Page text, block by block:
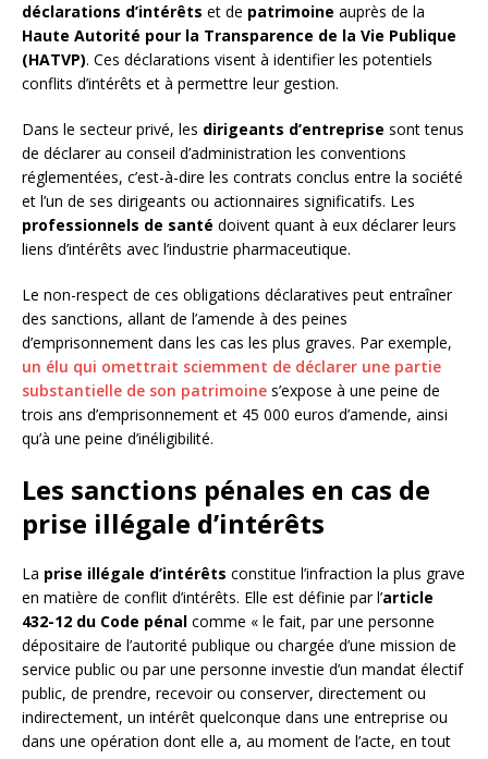
déclarations d’intérêts et de patrimoine auprès de la
Haute Autorité pour la Transparence de la Vie Publique
(HATVP). Ces déclarations visent à identifier les potentiels
conflits d’intérêts et à permettre leur gestion.
Dans le secteur privé, les dirigeants d’entreprise sont tenus
de déclarer au conseil d’administration les conventions
réglementées, c’est-à-dire les contrats conclus entre la société
et l’un de ses dirigeants ou actionnaires significatifs. Les
professionnels de santé doivent quant à eux déclarer leurs
liens d’intérêts avec l’industrie pharmaceutique.
Le non-respect de ces obligations déclaratives peut entraîner
des sanctions, allant de l’amende à des peines
d’emprisonnement dans les cas les plus graves. Par exemple,
un élu qui omettrait sciemment de déclarer une partie
substantielle de son patrimoine s’expose à une peine de
trois ans d’emprisonnement et 45 000 euros d’amende, ainsi
qu’à une peine d’inéligibilité.
Les sanctions pénales en cas de
prise illégale d’intérêts
La prise illégale d’intérêts constitue l’infraction la plus grave
en matière de conflit d’intérêts. Elle est définie par l’article
432-12 du Code pénal comme « le fait, par une personne
dépositaire de l’autorité publique ou chargée d’une mission de
service public ou par une personne investie d’un mandat électif
public, de prendre, recevoir ou conserver, directement ou
indirectement, un intérêt quelconque dans une entreprise ou
dans une opération dont elle a, au moment de l’acte, en tout